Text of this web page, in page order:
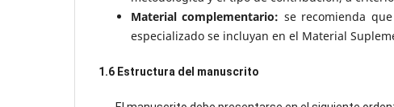
Material complementario: se recomienda
especializado se incluyan en el Material
1.6 Estructura del manuscrito